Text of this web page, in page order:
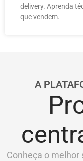
delivery. Aprenda
que vendem.
A
Conheça o melhor